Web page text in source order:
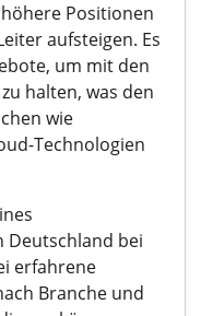
Positionen
aufsteigen. Es
um mit den
halten, was den
wie
Technologien
Deutschland bei
erfahrene
Branche und